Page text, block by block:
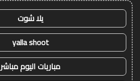
يلا شوت
yalla shoot
مباريات اليوم مباشر